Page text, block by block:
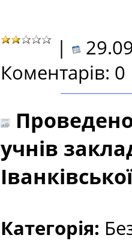
|
Коментарів:
учнів
Категорія: